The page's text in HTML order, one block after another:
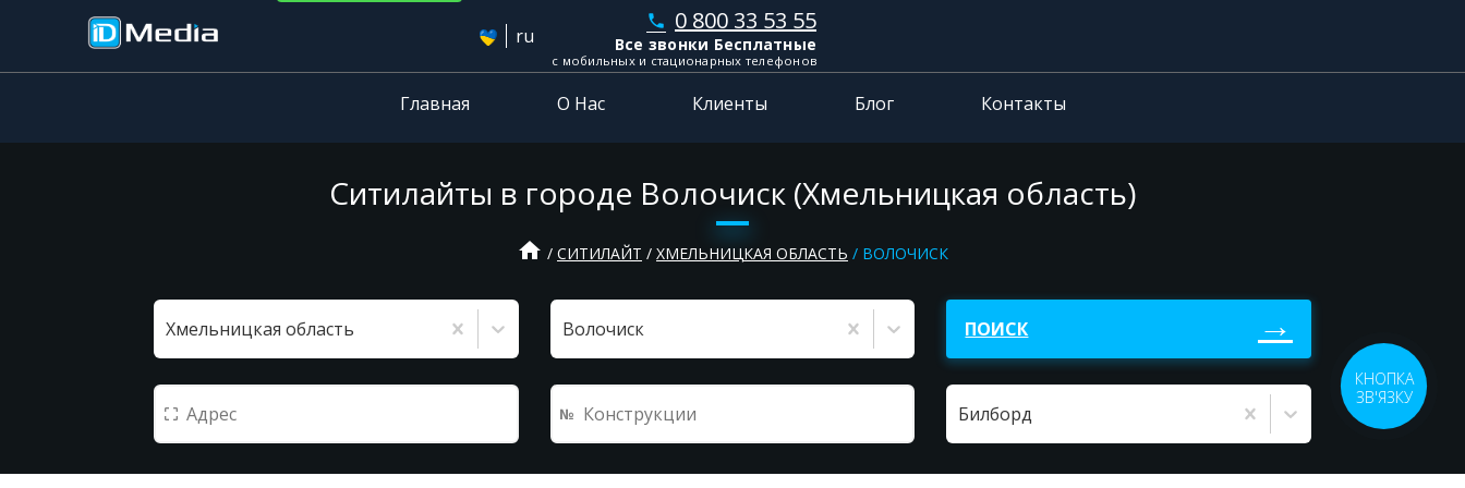
ru
phone 0 800 33 53 55
Все звонки Бесплатные
с мобильных и стационарных телефонов
Главная О Нас Клиенты Блог Контакты
Ситилайты в городе Волочиск (Хмельницкая область)
home СИТИЛАЙТ ХМЕЛЬНИЦКАЯ ОБЛАСТЬ ВОЛОЧИСК
Хмельницкая область Волочиск
Билборд
ПОИСК
КНОПКА
ЗВ'ЯЗКУ